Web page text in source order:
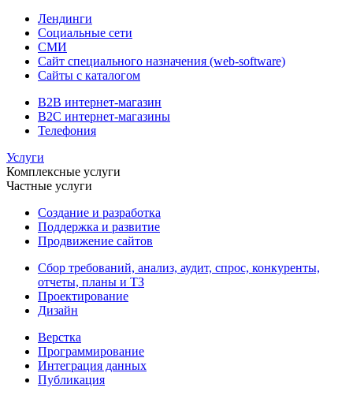
Лендинги
Социальные сети
СМИ
Сайт специального назначения (web-software)
Сайты с каталогом
B2B интернет-магазин
B2C интернет-магазины
Телефония
Услуги
Комплексные услуги
Частные услуги
Создание и разработка
Поддержка и развитие
Продвижение сайтов
Сбор требований, анализ, аудит, спрос, конкуренты,
отчеты, планы и ТЗ
Проектирование
Дизайн
Верстка
Программирование
Интеграция данных
Публикация